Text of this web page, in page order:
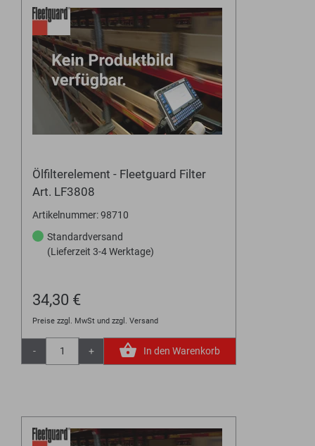
Ölfilterelement - Fleetguard Filter
Art. LF3808
Artikelnummer: 98710
Standardversand
(Lieferzeit 3-4 Werktage)
34,30 €
Preise zzgl. MwSt und zzgl. Versand
- + In den Warenkorb